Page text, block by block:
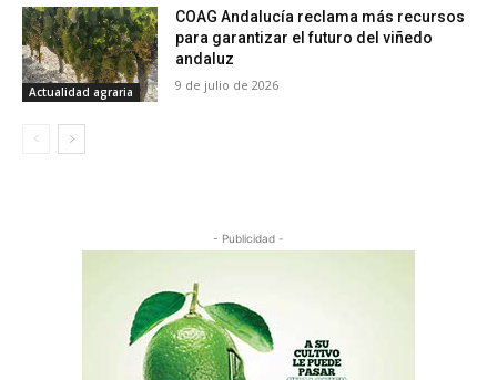
Actualidad agraria
COAG Andalucía reclama más recursos
para garantizar el futuro del viñedo
andaluz
9 de julio de 2026
- Publicidad -